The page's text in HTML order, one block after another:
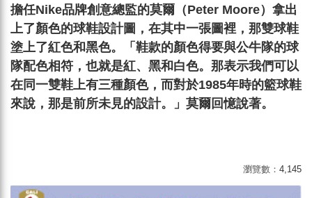
擔任Nike品牌創意總監的莫爾（Peter Moore）拿出
上了顏色的球鞋設計圖，在其中一張圖裡，那雙球鞋
塗上了紅色和黑色。「鞋款的顏色得要與公牛隊的球
隊配色相符，也就是紅、黑和白色。那表示我們可以
在同一雙鞋上有三種顏色，而對於1985年時的籃球鞋
來說，那是前所未見的設計。」莫爾回憶說著。
瀏覽數： 4,145